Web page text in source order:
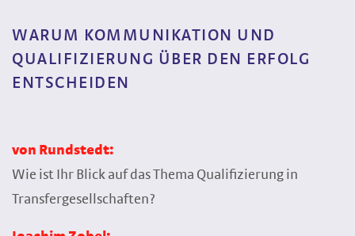
WARUM KOMMUNIKATION UND
QUALIFIZIERUNG ÜBER DEN ERFOLG
ENTSCHEIDEN
von Rundstedt:
Wie ist Ihr Blick auf das Thema Qualifizierung in
Transfergesellschaften?